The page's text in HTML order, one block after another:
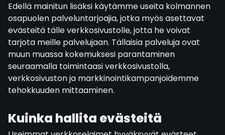
Edellä mainitun lisäksi käytämme useita kolmannen
osapuolen palveluntarjoajia, jotka myös asettavat
evästeitä tälle verkkosivustolle, jotta he voivat
tarjota meille palvelujaan. Tällaisia palveluja ovat
muun muassa kokemuksesi parantaminen
seuraamalla toimintaasi verkkosivustolla,
verkkosivuston ja markkinointikampanjoidemme
tehokkuuden mittaaminen.
Kuinka hallita evästeitä